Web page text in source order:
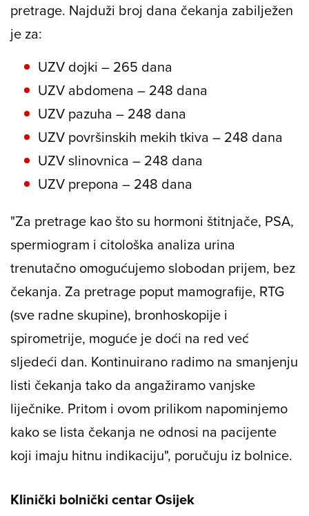
pretrage. Najduži broj dana čekanja zabilježen
je za:
UZV dojki – 265 dana
UZV abdomena – 248 dana
UZV pazuha – 248 dana
UZV površinskih mekih tkiva – 248 dana
UZV slinovnica – 248 dana
UZV prepona – 248 dana
"Za pretrage kao što su hormoni štitnjače, PSA,
spermiogram i citološka analiza urina
trenutačno omogućujemo slobodan prijem, bez
čekanja. Za pretrage poput mamografije, RTG
(sve radne skupine), bronhoskopije i
spirometrije, moguće je doći na red već
sljedeći dan. Kontinuirano radimo na smanjenju
listi čekanja tako da angažiramo vanjske
liječnike. Pritom i ovom prilikom napominjemo
kako se lista čekanja ne odnosi na pacijente
koji imaju hitnu indikaciju", poručuju iz bolnice.
Klinički bolnički centar Osijek